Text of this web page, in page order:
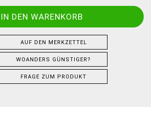
AUF DEN MERKZETTEL
WOANDERS GÜNSTIGER?
FRAGE ZUM PRODUKT